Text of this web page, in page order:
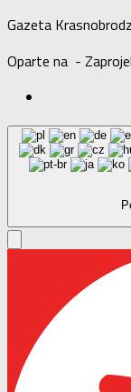
Gazeta
Oparte na -